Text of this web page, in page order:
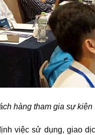
hàng tham gia sự
việc sử dụng, giao